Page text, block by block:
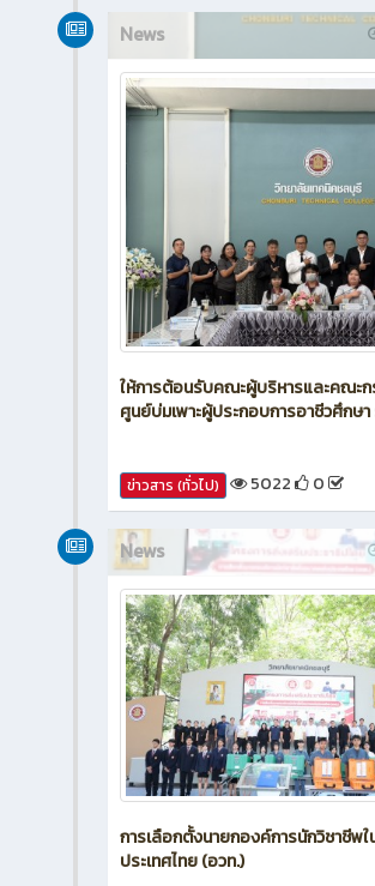
News
ให้การต้อนรับคณะผู้บริหารและคณะก
ศูนย์บ่มเพาะผู้ประกอบการอาชีวศึกษ
ข่าวสาร (ทั่วไป) 5022 0
News
การเลือกตั้งนายกองค์การนักวิชาชีพ
ประเทศไทย (อวท.)